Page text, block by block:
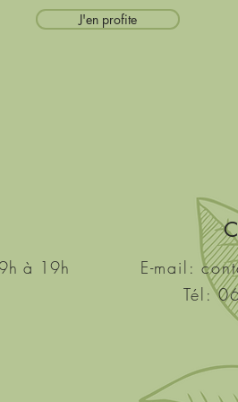
J'en profite
à 19h
E-mail:
Tél: